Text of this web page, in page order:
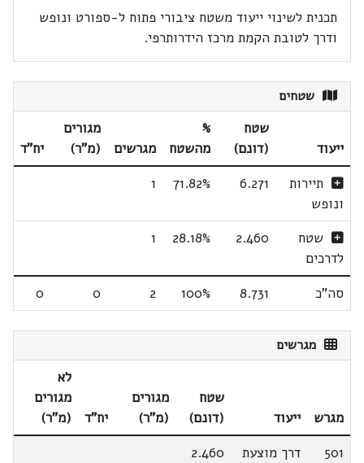
תכנית לשינוי ייעוד משטח ציבורי פתוח ל-ספורט ונופש
ודרך לטובת הקמת מרכז הידרותרפי.
שטחים
ייעוד
שטח
(דונם)
%
מהשטח
מגרשים
מגורים
(מ"ר)
יח"ד
תיירות
ונופש
6.271
71.82%
1
שטח
לדרכים
2.460
28.18%
1
סה"כ 8.731
100%
2
0
0
מגרשים
מגרש ייעוד
שטח
(דונם)
מגורים
(מ"ר)
יח"ד
לא
מגורים
(מ"ר)
501
דרך מוצעת
2.460